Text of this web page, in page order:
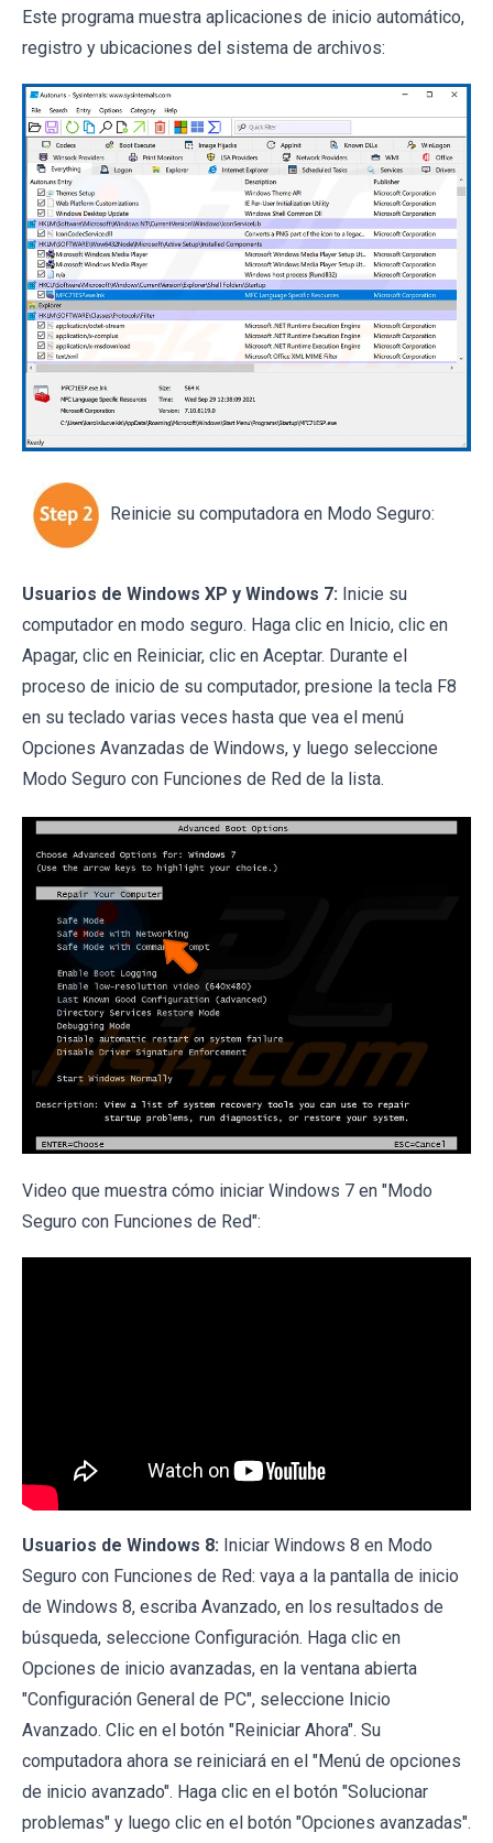
Este programa muestra aplicaciones de inicio automático,
registro y ubicaciones del sistema de archivos:
Reinicie su computadora en Modo Seguro:
Usuarios de Windows XP y Windows 7: Inicie su
computador en modo seguro. Haga clic en Inicio, clic en
Apagar, clic en Reiniciar, clic en Aceptar. Durante el
proceso de inicio de su computador, presione la tecla F8
en su teclado varias veces hasta que vea el menú
Opciones Avanzadas de Windows, y luego seleccione
Modo Seguro con Funciones de Red de la lista.
Video que muestra cómo iniciar Windows 7 en "Modo
Seguro con Funciones de Red":
Usuarios de Windows 8: Iniciar Windows 8 en Modo
Seguro con Funciones de Red: vaya a la pantalla de inicio
de Windows 8, escriba Avanzado, en los resultados de
búsqueda, seleccione Configuración. Haga clic en
Opciones de inicio avanzadas, en la ventana abierta
"Configuración General de PC", seleccione Inicio
Avanzado. Clic en el botón "Reiniciar Ahora". Su
computadora ahora se reiniciará en el "Menú de opciones
de inicio avanzado". Haga clic en el botón "Solucionar
problemas" y luego clic en el botón "Opciones avanzadas".